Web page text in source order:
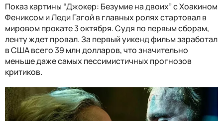
Показ картины “Джокер: Безумие на двоих” с Хоакином
Фениксом и Леди Гагой в главных ролях стартовал в
мировом прокате 3 октября. Судя по первым сборам,
ленту ждет провал. За первый уикенд фильм заработал
в США всего 39 млн долларов, что значительно
меньше даже самых пессимистичных прогнозов
критиков.